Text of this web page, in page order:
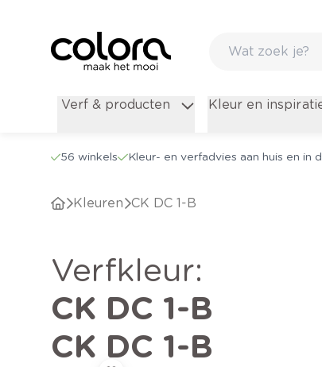
Verf & producten Kleur en
56 winkels Kleur- en verfadvies aan huis en in
Kleuren CK DC 1-B
verfkleur:
CK DC 1-B
CK DC 1-B